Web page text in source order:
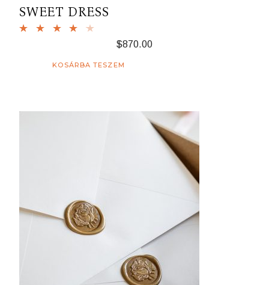
SWEET DRESS
$870.00
KOSÁRBA TESZEM